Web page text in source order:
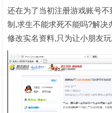
还在为了当初注册游戏账号
制,求生不能求死不能吗?解决
修改实名资料,只为让小朋友